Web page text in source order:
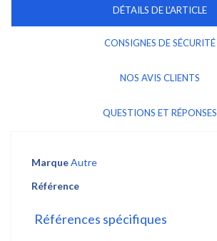
DÉTAILS DE L'ARTICLE
CONSIGNES DE SÉCURITÉ
NOS AVIS CLIENTS
QUESTIONS ET RÉPONSES
MarqueAutre
Référence
Références spécifiques